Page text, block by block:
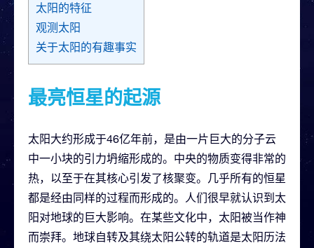
太阳的特征
观测太阳
关于太阳的有趣事实
最亮恒星的起源
太阳大约形成于46亿年前，是由一片巨大的分子云
中一小块的引力坍缩形成的。中央的物质变得非常的
热，以至于在其核心引发了核聚变。几乎所有的恒星
都是经由同样的过程而形成的。人们很早就认识到太
阳对地球的巨大影响。在某些文化中，太阳被当作神
而崇拜。地球自转及其绕太阳公转的轨道是太阳历法